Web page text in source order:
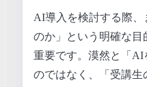
AI導入を検討する際
のか」という明確な目
重要です。漠然と「AI
のではなく、「受講生